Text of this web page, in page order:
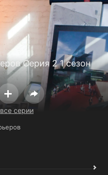
Серия 2 1 сезон
серии
соглашение
Для партнёров
промокод
каналы Контакты